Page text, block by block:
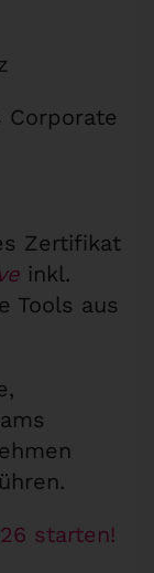
Corporate
Zertifikat
inkl.
Tools aus
starten!